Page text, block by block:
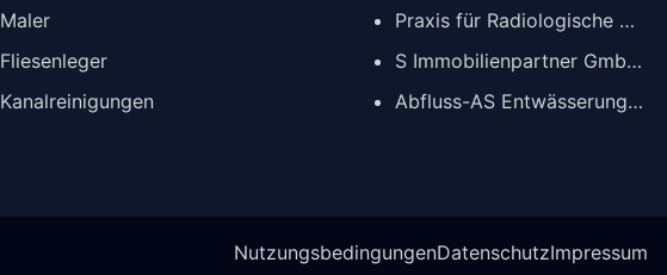
Maler
Fliesenleger
Kanalreinigungen
Praxis für Radiologische Diagnostik
S Immobilienpartner GmbH | Immobilienmakler Köln
Abfluss-AS Entwässerungstechnik GmbH
NutzungsbedingungenDatenschutzImpressum